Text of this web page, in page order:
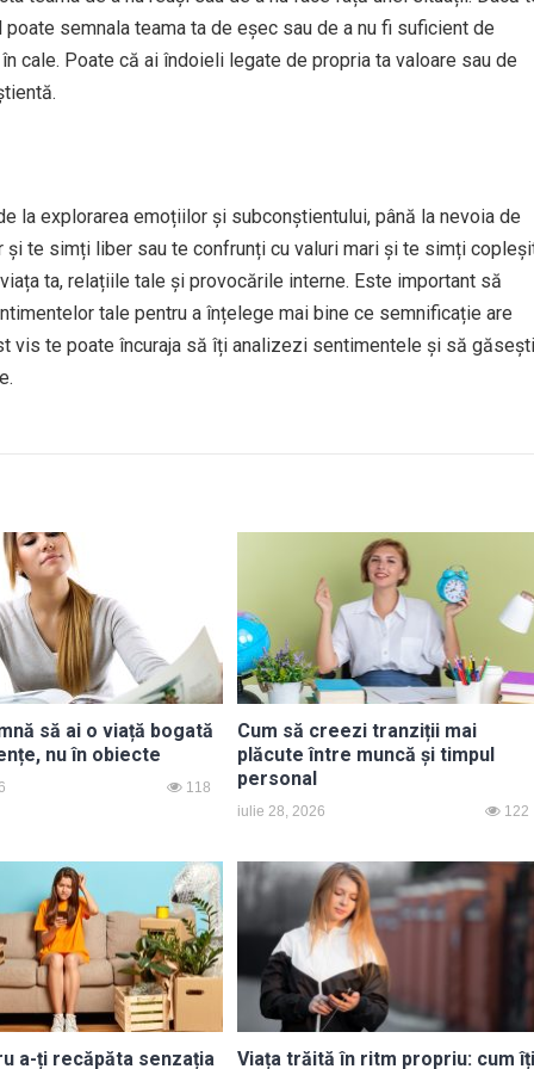
semnala teama ta de eșec sau de a nu fi suficient de
cale. Poate că ai îndoieli legate de propria ta valoare sau de
la explorarea emoțiilor și subconștientului, până la nevoia de
te simți liber sau te confrunți cu valuri mari și te simți
ta, relațiile tale și provocările interne. Este important să
tale pentru a înțelege mai bine ce semnificație are
vis te poate încuraja să îți analizezi sentimentele și să găsești
să ai o viață bogată
nu în obiecte
118
Cum să creezi tranziții mai
plăcute între muncă și timpul
personal
iulie 28, 2026 122
a-ți recăpăta senzația Viața trăită în ritm propriu: cum îți